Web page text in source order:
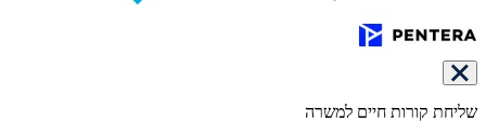
שליחת קורות חיים למשרה